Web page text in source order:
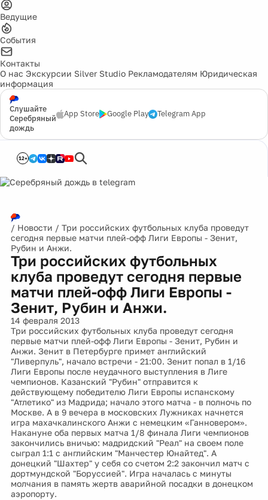
Ведущие
События
Контакты
О нас Экскурсии Silver Studio Рекламодателям Юридическая
информация
Слушайте
Серебряный
дождь
App Store Google Play Telegram App
12+
/ Новости / Три российских футбольных клуба проведут
сегодня первые матчи плей-офф Лиги Европы - Зенит,
Рубин и Анжи.
Три российских футбольных
клуба проведут сегодня первые
матчи плей-офф Лиги Европы -
Зенит, Рубин и Анжи.
14 февраля 2013
Три российских футбольных клуба проведут сегодня
первые матчи плей-офф Лиги Европы - Зенит, Рубин и
Анжи. Зенит в Петербурге примет английский
"Ливерпуль", начало встречи - 21:00. Зенит попал в 1/16
Лиги Европы после неудачного выступления в Лиге
чемпионов. Казанский "Рубин" отправится к
действующему победителю Лиги Европы испанскому
"Атлетико" из Мадрида; начало этого матча - в полночь по
Москве. А в 9 вечера в московских Лужниках начнется
игра махачкалинского Анжи с немецким «Ганновером».
Накануне оба первых матча 1/8 финала Лиги чемпионов
закончились вничью: мадридский "Реал" на своем поле
сыграл 1:1 с английским "Манчестер Юнайтед". А
донецкий "Шахтер" у себя со счетом 2:2 закончил матч с
дортмундской "Боруссией". Игра началась с минуты
молчания в память жертв аварийной посадки в донецком
аэропорту.